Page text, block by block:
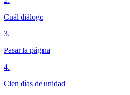
Cuál diálogo
3.
Pasar la página
4.
Cien días de unidad